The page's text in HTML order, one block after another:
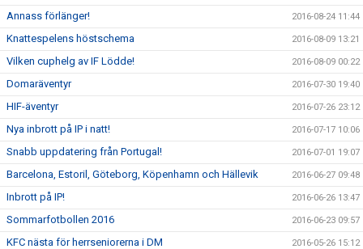
Annass förlänger! 2016-08-24 11:44
Knattespelens höstschema 2016-08-09 13:21
Vilken cuphelg av IF Lödde! 2016-08-09 00:22
Domaräventyr 2016-07-30 19:40
HIF-äventyr 2016-07-26 23:12
Nya inbrott på IP i natt! 2016-07-17 10:06
Snabb uppdatering från Portugal! 2016-07-01 19:07
Barcelona, Estoril, Göteborg, Köpenhamn och Hällevik 2016-06-27 09:48
Inbrott på IP! 2016-06-26 13:47
Sommarfotbollen 2016 2016-06-23 09:57
KFC nästa för herrseniorerna i DM 2016-05-26 15:12